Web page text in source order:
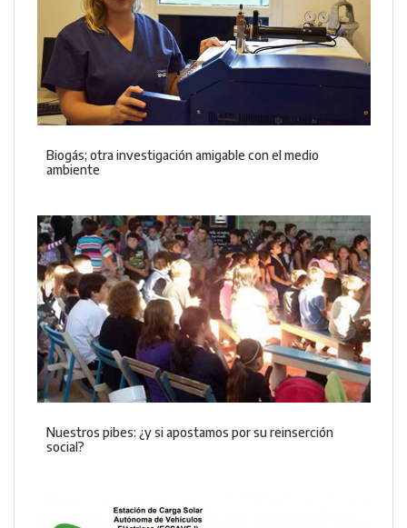
Biogás; otra investigación amigable con el medio
ambiente
Nuestros pibes: ¿y si apostamos por su reinserción
social?